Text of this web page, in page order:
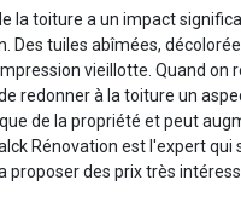
la toiture a un impact
Des tuiles abîmées,
vieillotte. Quand on
redonner à la toiture un
de la propriété et peut
Rénovation est l'expert qui
proposer des prix très